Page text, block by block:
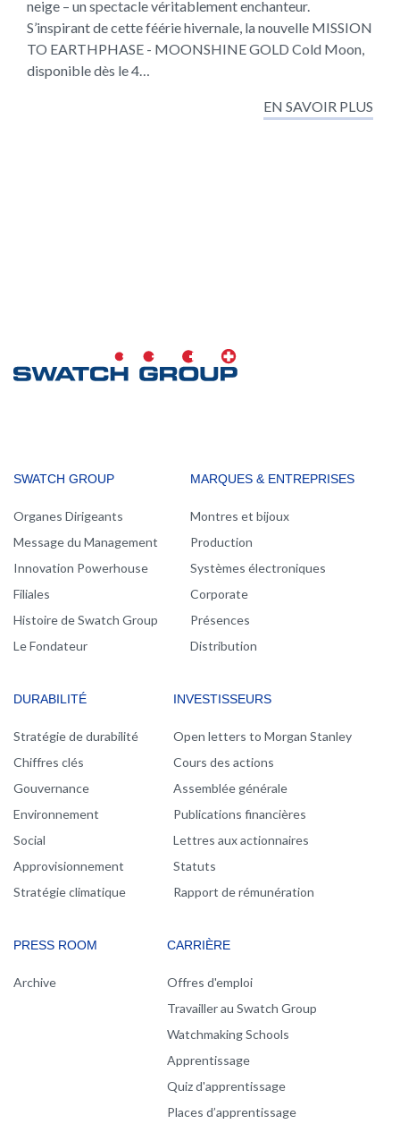
neige – un spectacle véritablement enchanteur.
S’inspirant de cette féérie hivernale, la nouvelle MISSION
TO EARTHPHASE - MOONSHINE GOLD Cold Moon,
disponible dès le 4…
EN SAVOIR PLUS
MAIN
NAVIGATION
SWATCH GROUP
Organes Dirigeants
Message du Management
Innovation Powerhouse
Filiales
Histoire de Swatch Group
Le Fondateur
MARQUES & ENTREPRISES
Montres et bijoux
Production
Systèmes électroniques
Corporate
Présences
Distribution
DURABILITÉ
Stratégie de durabilité
Chiffres clés
Gouvernance
Environnement
Social
Approvisionnement
Stratégie climatique
INVESTISSEURS
Open letters to Morgan Stanley
Cours des actions
Assemblée générale
Publications financières
Lettres aux actionnaires
Statuts
Rapport de rémunération
PRESS ROOM
Archive
CARRIÈRE
Offres d'emploi
Travailler au Swatch Group
Watchmaking Schools
Apprentissage
Quiz d'apprentissage
Places d’apprentissage